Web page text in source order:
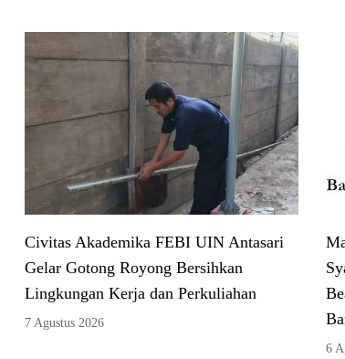
Civitas Akademika FEBI UIN Antasari
Gelar Gotong Royong Bersihkan
Lingkungan Kerja dan Perkuliahan
7 Agustus 2026
6